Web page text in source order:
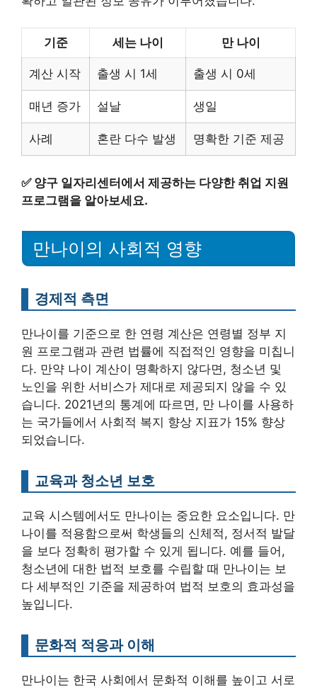
기준 세는 나이 만 나이
계산 시작 출생 시 1세 출생 시 0세
매년 증가 설날 생일
사례 혼란 다수 발생 명확한 기준 제공
✅ 양구 일자리센터에서 제공하는 다양한 취업 지원
프로그램을 알아보세요.
만나이의 사회적 영향
경제적 측면
만나이를 기준으로 한 연령 계산은 연령별 정부 지
원 프로그램과 관련 법률에 직접적인 영향을 미칩니
다. 만약 나이 계산이 명확하지 않다면, 청소년 및
노인을 위한 서비스가 제대로 제공되지 않을 수 있
습니다. 2021년의 통계에 따르면, 만 나이를 사용하
는 국가들에서 사회적 복지 향상 지표가 15% 향상
되었습니다.
교육과 청소년 보호
교육 시스템에서도 만나이는 중요한 요소입니다. 만
나이를 적용함으로써 학생들의 신체적, 정서적 발달
을 보다 정확히 평가할 수 있게 됩니다. 예를 들어,
청소년에 대한 법적 보호를 수립할 때 만나이는 보
다 세부적인 기준을 제공하여 법적 보호의 효과성을
높입니다.
문화적 적응과 이해
만나이는 한국 사회에서 문화적 이해를 높이고 서로